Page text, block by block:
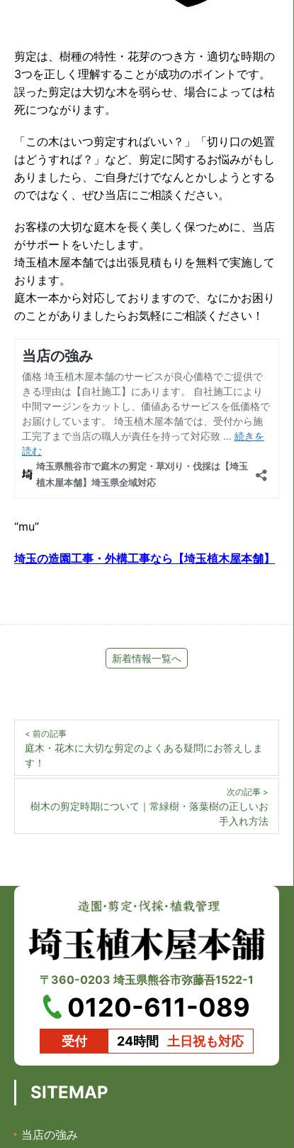
剪定は、樹種の特性・花芽のつき方・適切な時期の
3つを正しく理解することが成功のポイントです。
誤った剪定は大切な木を弱らせ、場合によっては枯
死につながります。
「この木はいつ剪定すればいい？」「切り口の処置
はどうすれば？」など、剪定に関するお悩みがもし
ありましたら、ご自身だけでなんとかしようとする
のではなく、ぜひ当店にご相談ください。
お客様の大切な庭木を長く美しく保つために、当店
がサポートをいたします。
埼玉植木屋本舗では出張見積もりを無料で実施して
おります。
庭木一本から対応しておりますので、なにかお困り
のことがありましたらお気軽にご相談ください！
“mu”
埼玉の造園工事・外構工事なら【埼玉植木屋本舗】
新着情報一覧へ
< 前の記事
庭木・花木に大切な剪定のよくある疑問にお答えしま
す！
次の記事 >
樹木の剪定時期について｜常緑樹・落葉樹の正しいお
手入れ方法
〒360-0203 埼玉県熊谷市弥藤吾1522-1
0120-611-089
受付 24時間 土日祝も対応
SITEMAP
当店の強み